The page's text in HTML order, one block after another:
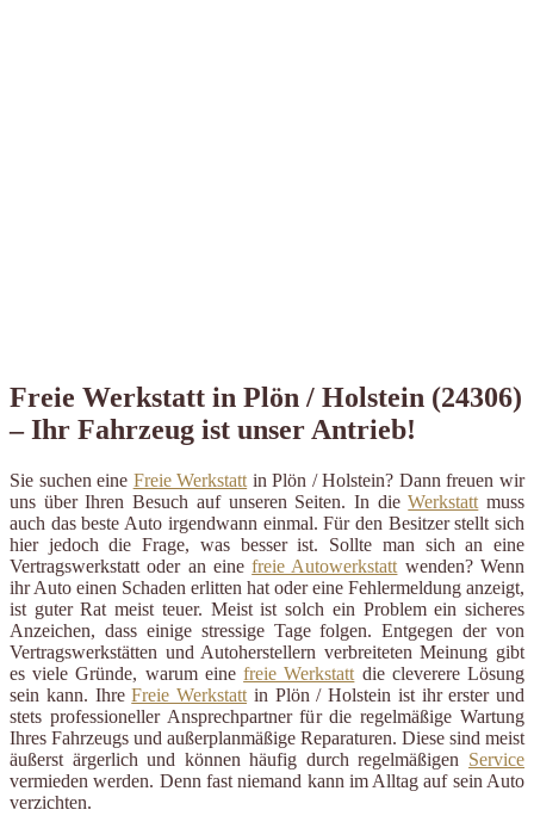
Freie Werkstatt in Plön / Holstein (24306)
– Ihr Fahrzeug ist unser Antrieb!
Sie suchen eine Freie Werkstatt in Plön / Holstein? Dann freuen wir
uns über Ihren Besuch auf unseren Seiten. In dieWerkstatt muss
auch das beste Auto irgendwann einmal. Für den Besitzer stellt sich
hier jedoch die Frage, was besser ist. Sollte man sich an eine
Vertragswerkstatt oder an einefreie Autowerkstatt wenden? Wenn
ihr Auto einen Schaden erlitten hat oder eine Fehlermeldung anzeigt,
ist guter Rat meist teuer. Meist ist solch ein Problem ein sicheres
Anzeichen, dass einige stressige Tage folgen. Entgegen der von
Vertragswerkstätten und Autoherstellern verbreiteten Meinung gibt
es viele Gründe, warum einefreie Werkstatt die cleverere Lösung
sein kann. IhreFreie Werkstatt in Plön / Holstein ist ihr erster und
stets professioneller Ansprechpartner für die regelmäßige Wartung
Ihres Fahrzeugs und außerplanmäßige Reparaturen. Diese sind meist
äußerst ärgerlich und können häufig durch regelmäßigen Service
vermieden werden. Denn fast niemand kann im Alltag auf sein Auto
verzichten.